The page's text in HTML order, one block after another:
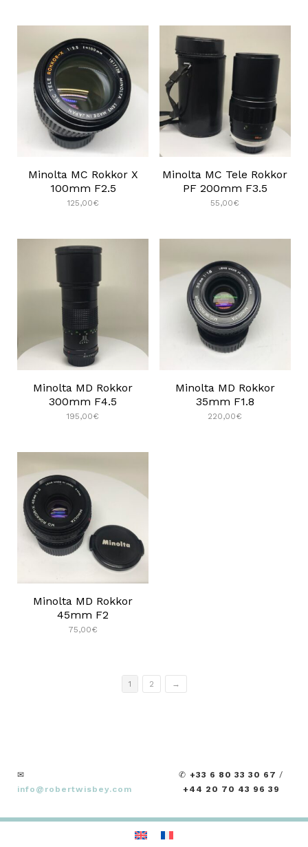
Minolta MC Rokkor X
100mm F2.5
125,00€
Minolta MC Tele Rokkor
PF 200mm F3.5
55,00€
Minolta MD Rokkor
300mm F4.5
195,00€
Minolta MD Rokkor
35mm F1.8
220,00€
Minolta MD Rokkor
45mm F2
75,00€
1 2 →
✉
info@robertwisbey.com
✆ +33 6 80 33 30 67 /
+44 20 70 43 96 39